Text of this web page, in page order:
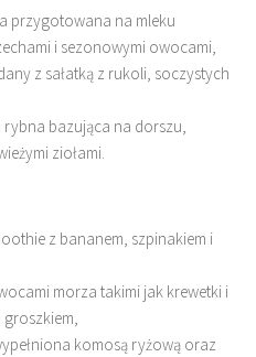
przygotowana na mleku
i sezonowymi owocami,
z sałatką z rukoli, soczystych
bazująca na dorszu,
ziołami.
z bananem, szpinakiem i
morza takimi jak krewetki i
groszkiem,
komosą ryżową oraz